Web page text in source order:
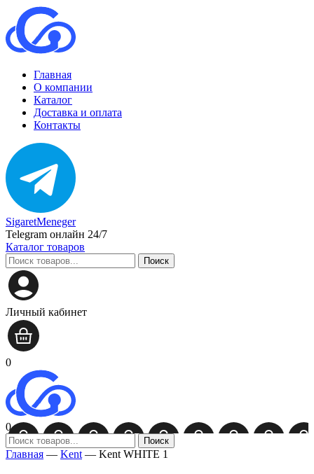
Главная
О компании
Каталог
Доставка и оплата
Контакты
SigaretMeneger
Telegram онлайн 24/7
Каталог товаров
Поиск
Личный кабинет
0
0
Поиск
Главная — Kent — Kent WHITE 1